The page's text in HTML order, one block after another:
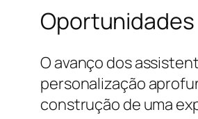
Oportunidades
O avanço dos
personalização
construção de uma